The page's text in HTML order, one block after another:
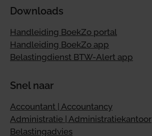
Downloads
Handleiding BoekZo portal
Handleiding BoekZo app
Belastingdienst BTW-Alert app
Snel naar
Accountant | Accountancy
Administratie | Administratiekantoor
Belastingadvies